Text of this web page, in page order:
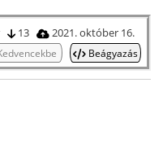
13 2021. október 16.
Beágyazás